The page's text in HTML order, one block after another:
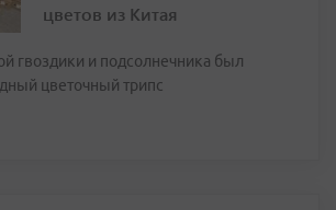
цветов из Китая
гвоздики и подсолнечника был
цветочный трипс